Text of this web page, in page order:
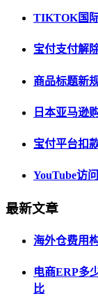
TIKTOK国
宝付支付解
商品标题新
日本亚马逊
宝付平台扣
YouTube访
最新文章
海外仓费用
电商ERP多
比